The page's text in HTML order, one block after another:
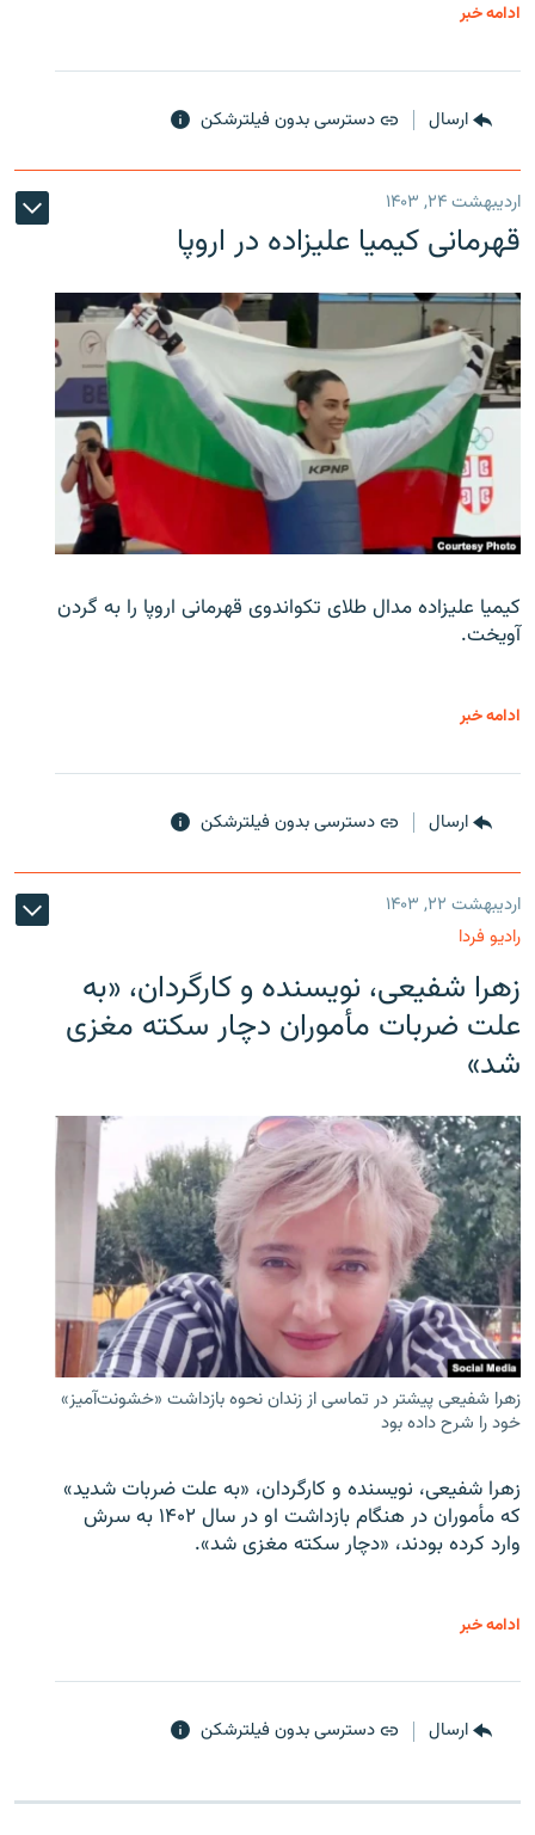
ادامه خبر
ارسال دسترسی بدون فیلترشکن
اردیبهشت ۲۴, ۱۴۰۳
قهرمانی کیمیا علیزاده در اروپا
کیمیا علیزاده مدال طلای تکواندوی قهرمانی اروپا را به گردن
آویخت.
ادامه خبر
ارسال دسترسی بدون فیلترشکن
اردیبهشت ۲۲, ۱۴۰۳
رادیو فردا
زهرا شفیعی، نویسنده و کارگردان، «به
علت ضربات مأموران دچار سکته مغزی
شد»
زهرا شفیعی پیشتر در تماسی از زندان نحوه بازداشت «خشونت‌آمیز»
خود را شرح داده بود
زهرا شفیعی، نویسنده و کارگردان، «به علت ضربات شدید»
که مأموران در هنگام بازداشت او در سال ۱۴۰۲ به سرش
وارد کرده بودند، «دچار سکته مغزی شد».
ادامه خبر
ارسال دسترسی بدون فیلترشکن